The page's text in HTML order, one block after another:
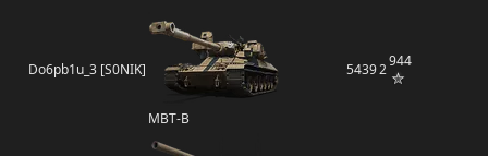
Do6pb1u_3 [S0NIK]
MBT-B
54392944